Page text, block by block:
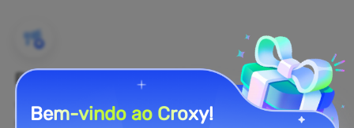
Proteção de Marca
Você pode monitorar a opinião pública sobre sua
marca na web em tempo real usando um proxy
Bem-vindo ao Croxy!